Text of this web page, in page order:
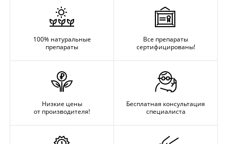
100% натуральные
препараты
Все препараты
сертифицированы!
Низкие цены
от производителя!
Бесплатная консультация
специалиста